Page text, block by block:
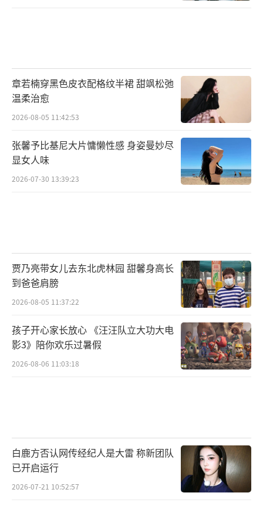
章若楠穿黑色皮衣配格纹半裙 甜飒松弛
温柔治愈
2026-08-05 11:42:53
张馨予比基尼大片慵懒性感 身姿曼妙尽
显女人味
2026-07-30 13:39:23
贾乃亮带女儿去东北虎林园 甜馨身高长
到爸爸肩膀
2026-08-05 11:37:22
孩子开心家长放心 《汪汪队立大功大电
影3》陪你欢乐过暑假
2026-08-06 11:03:18
白鹿方否认网传经纪人是大雷 称新团队
已开启运行
2026-07-21 10:52:57